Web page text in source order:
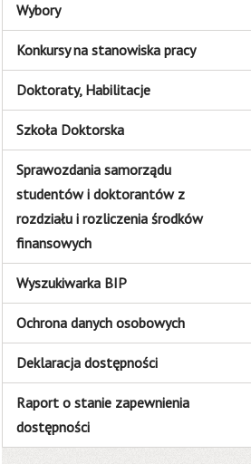
Wybory
Konkursy na stanowiska pracy
Doktoraty, Habilitacje
Szkoła Doktorska
Sprawozdania samorządu
studentów i doktorantów z
rozdziału i rozliczenia środków
finansowych
Wyszukiwarka BIP
Ochrona danych osobowych
Deklaracja dostępności
Raport o stanie zapewnienia
dostępności